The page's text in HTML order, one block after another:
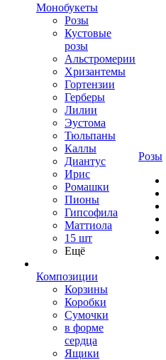
Монобукеты
Розы
Кустовые
розы
Альстромерии
Хризантемы
Гортензии
Герберы
Лилии
Эустома
Тюльпаны
Каллы
Диантус
Ирис
Ромашки
Пионы
Гипсофила
Маттиола
15 шт
Ещё
Композиции
Корзины
Коробки
Сумочки
в форме
сердца
Ящики
Розы